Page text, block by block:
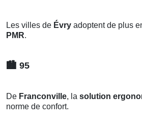
Les villes de Évry adoptent de plus
PMR.
🏙️ 95
De Franconville, la solution
norme de confort.